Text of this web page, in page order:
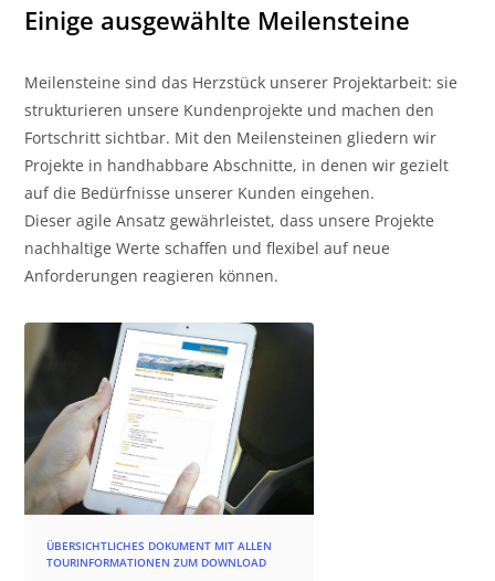
Einige ausgewählte Meilensteine
Meilensteine sind das Herzstück unserer Projektarbeit: sie
strukturieren unsere Kundenprojekte und machen den
Fortschritt sichtbar. Mit den Meilensteinen gliedern wir
Projekte in handhabbare Abschnitte, in denen wir gezielt
auf die Bedürfnisse unserer Kunden eingehen.
Dieser agile Ansatz gewährleistet, dass unsere Projekte
nachhaltige Werte schaffen und flexibel auf neue
Anforderungen reagieren können.
ÜBERSICHTLICHES DOKUMENT MIT ALLEN
TOURINFORMATIONEN ZUM DOWNLOAD